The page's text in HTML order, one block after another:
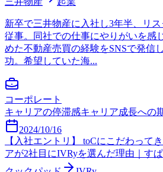
新卒で三井物産に入社し3年半、リ
従事。同社での仕事にやりがいを感
めた不動産売買の経験をSNSで発信
功。希望していた海...
コーポレート
キャリアの停滞感キャリア成長への
2024/10/16
【入社エントリ】 toCにこだわって
アが2社目にIVRyを選んだ理由｜す